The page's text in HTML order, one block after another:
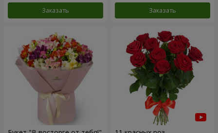
Заказать Заказать